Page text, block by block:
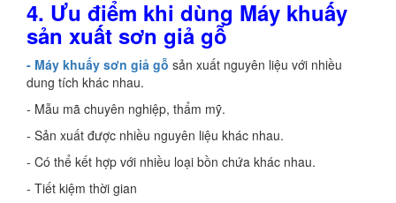
4. Ưu điểm khi dùng Máy khuấy
sản xuất sơn giả gỗ
- Máy khuấy sơn giả gỗ sản xuất nguyên liệu với nhiều
dung tích khác nhau.
- Mẫu mã chuyên nghiệp, thẩm mỹ.
- Sản xuất được nhiều nguyên liệu khác nhau.
- Có thể kết hợp với nhiều loại bồn chứa khác nhau.
- Tiết kiệm thời gian